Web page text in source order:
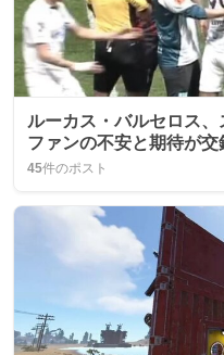
ルーカス・バルセロス
ファンの不安と期待が交
45件のポスト